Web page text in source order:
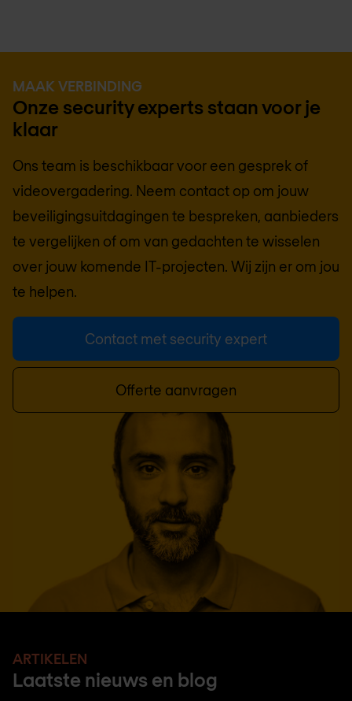
MAAK VERBINDING
Onze security experts staan voor je
klaar
Ons team is beschikbaar voor een gesprek of
videovergadering. Neem contact op om jouw
beveiligingsuitdagingen te bespreken, aanbieders
te vergelijken of om van gedachten te wisselen
over jouw komende IT-projecten. Wij zijn er om jou
te helpen.
Contact met security expert
Offerte aanvragen
ARTIKELEN
Laatste nieuws en blog